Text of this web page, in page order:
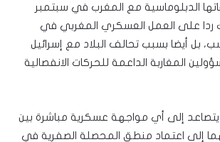
الدبلوماسية مع المغرب في سبتمبر
ردا على العمل العسكري المغربي في
بل أيضا بسبب تحالف البلاد مع إسرائيل
المغاربة الداعمة للحركات الانفصالية
إلى أي مواجهة عسكرية مباشرة بين
إلى اعتماد منطق المحصلة الصفرية في